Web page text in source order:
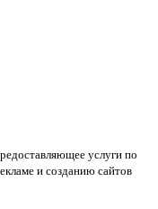
услуги по
и созданию сайтов